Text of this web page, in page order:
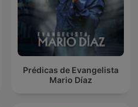
Prédicas de Evangelista
Mario Díaz